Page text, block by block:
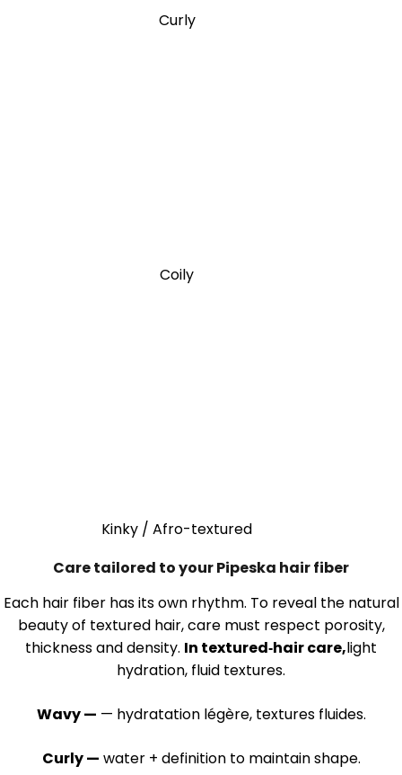
Curly
Coily
Kinky / Afro-textured
Care tailored to your Pipeska hair fiber
Each hair fiber has its own rhythm. To reveal the natural
beauty of textured hair, care must respect porosity,
thickness and density. In textured‑hair care,light
hydration, fluid textures.
Wavy — — hydratation légère, textures fluides.
Curly — water + definition to maintain shape.